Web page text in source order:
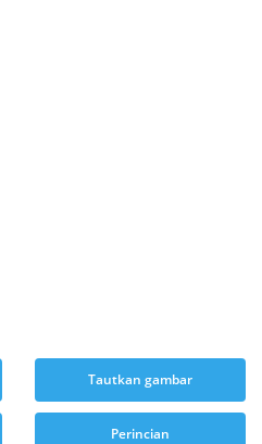
Tautkan gambar
Perincian